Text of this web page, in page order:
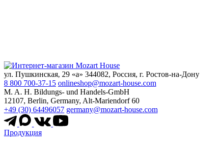
ул. Пушкинская, 29 «а» 344082, Россия, г. Ростов-на-Дону
8 800 700-37-15 onlineshop@mozart-house.com
M. A. H. Bildungs- und Handels-GmbH
12107, Berlin, Germany, Alt-Mariendorf 60
+49 (30) 64496057 germany@mozart-house.com
Продукция